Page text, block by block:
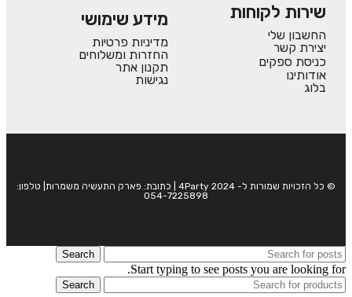
שירות לקוחות
החשבון שלי
יצירת קשר
כניסת ספקים
אודותינו
בלוג
מידע שימושי
מדיניות פרטיות
החזרות ומשלוחים
תקנון אתר
נגישות
© כל הזכויות שמורות ל- 4Party 2024 | כתובת: פארק התעשיה משמרות| טלפון:
054-7225898
Search
Start typing to see posts you are looking for.
Search